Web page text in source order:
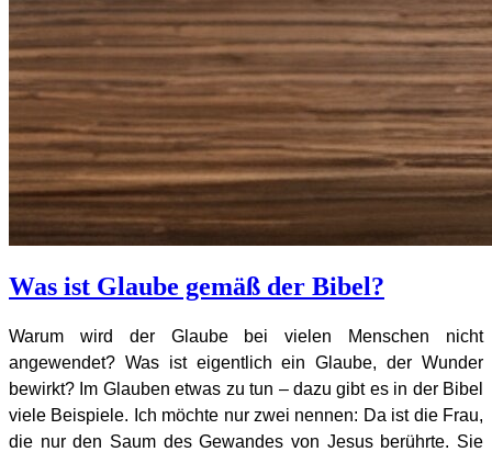
Was ist Glaube gemäß der Bibel?
Warum wird der Glaube bei vielen Menschen nicht
angewendet? Was ist eigentlich ein Glaube, der Wunder
bewirkt? Im Glauben etwas zu tun – dazu gibt es in der Bibel
viele Beispiele. Ich möchte nur zwei nennen: Da ist die Frau,
die nur den Saum des Gewandes von Jesus berührte. Sie